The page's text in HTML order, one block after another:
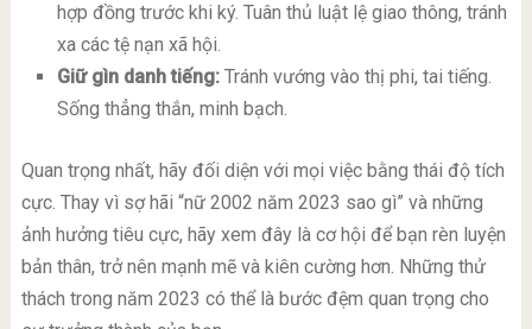
hợp đồng trước khi ký. Tuân thủ luật lệ giao thông, tránh
xa các tệ nạn xã hội.
Giữ gìn danh tiếng:Tránh vướng vào thị phi, tai tiếng.
Sống thẳng thắn, minh bạch.
Quan trọng nhất, hãy đối diện với mọi việc bằng thái độ tích
cực. Thay vì sợ hãi “nữ 2002 năm 2023 sao gì” và những
ảnh hưởng tiêu cực, hãy xem đây là cơ hội để bạn rèn luyện
bản thân, trở nên mạnh mẽ và kiên cường hơn. Những thử
thách trong năm 2023 có thể là bước đệm quan trọng cho